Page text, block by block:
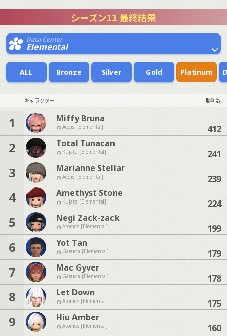
シーズン11 最終結果
Data Center
Elemental
ALL Bronze Silver Gold Platinum
キャラクター 勝利数
1 Miffy Bruna
Aegis [Elemental] 412
2 Total Tunacan
Kujata [Elemental] 241
3 Marianne Stellar
Aegis [Elemental] 239
4 Amethyst Stone
Kujata [Elemental] 224
5 Negi Zack-zack
Atomos [Elemental] 199
6 Yot Tan
Garuda [Elemental] 179
7 Mac Gyver
Garuda [Elemental] 178
8 Let Down
Atomos [Elemental] 175
9 Hiu Amber
Atomos [Elemental] 160